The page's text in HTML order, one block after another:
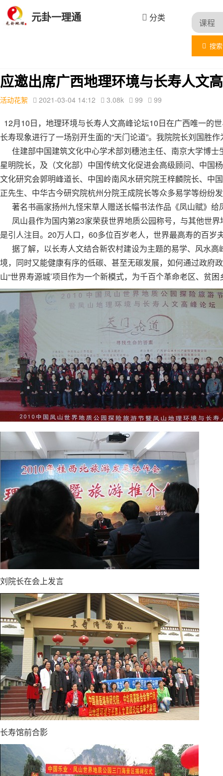
元卦一理通 分类
搜索
应邀出席广西地理环境与长寿人文
活动花絮 2021-03-04 14:12 3.08k 99 99
12月10日，地理环境与长寿人文高峰论坛10日在广西唯一的
长寿现象进行了一场别开生面的“天门论道”。我院院长刘国胜
住建部中国建筑文化中心学术部刘穗池主任、南京大学博士
星明院长，及（文化部）中国传统文化促进会高级顾问、中国
文化研究会郭明峰道长、中国岭南风水研究院王梓麟院长、中
正先生、中华古今研究院杭州分院王成院长等众多易学等纷纷
著名书画家扬州九怪宋草人赠送长幅书法作品《凤山赋》给
凤山县作为国内第23家荣获世界地质公园称号，与其他世界
是引人注目。20万人口，60多位百岁老人，世界最高寿的百
据了解，以长寿人文结合新农村建设为主题的易学、风水高
境，同时又能健康有序的低碳、甚至无碳发展，如何通过政府
山“世界寿源城’项目作为一个新模式，为千百个革命老区、贫
刘院长在会上发言
长寿馆前合影